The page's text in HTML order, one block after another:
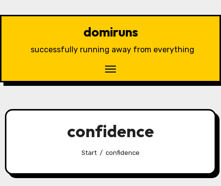
domiruns
successfully running away from everything
confidence
Start confidence